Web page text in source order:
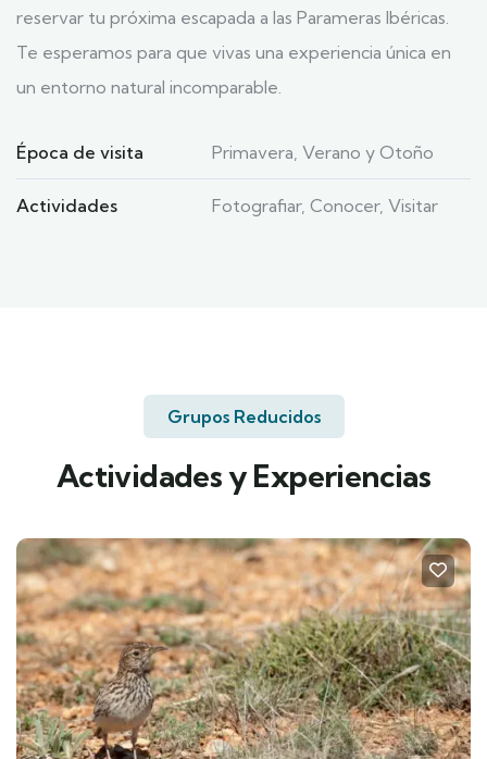
reservar tu próxima escapada a las Parameras Ibéricas.
Te esperamos para que vivas una experiencia única en
un entorno natural incomparable.
Época de visita Primavera, Verano y Otoño
Actividades Fotografiar, Conocer, Visitar
Grupos Reducidos
Actividades y Experiencias